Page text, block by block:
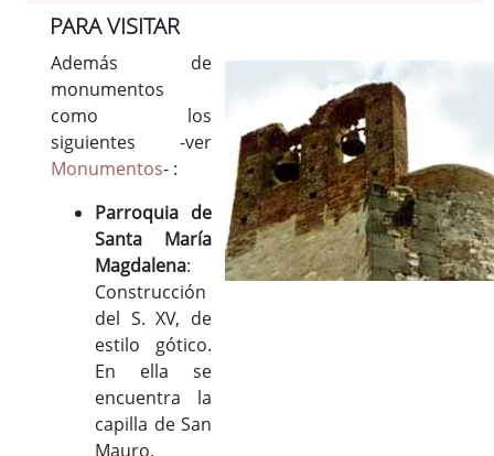
Información General
Historia
Monumentos
Gastronomía
Fiestas
Turismo
Población
Archivo Municipal
Corporación
Correo-e gratis
Códigos para FACe
PARA VISITAR
Además de
monumentos
como los
siguientes -ver
Monumentos- :
Parroquia de
Santa María
Magdalena:
Construcción
del S. XV, de
estilo gótico.
En ella se
encuentra la
capilla de San
Mauro,